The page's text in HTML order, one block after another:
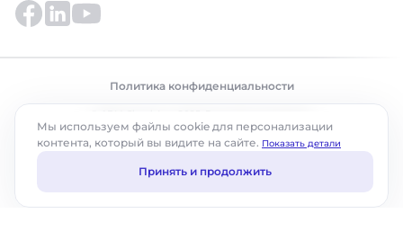
Политика конфиденциальности
Мы используем файлы cookie для персонализации
контента, который вы видите на сайте. Показать детали
Принять и продолжить